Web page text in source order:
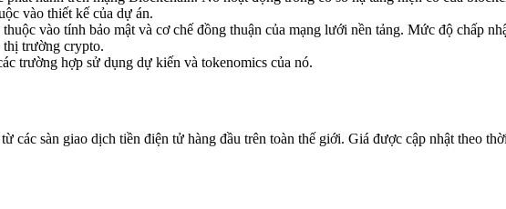
vào thiết kế của dự án.
vào tính bảo mật và cơ chế đồng thuận của mạng lưới nền tảng. Mức độ chấp
thị trường crypto.
trường hợp sử dụng dự kiến và tokenomics của nó.
sàn giao dịch tiền điện tử hàng đầu trên toàn thế giới. Giá được cập nhật theo